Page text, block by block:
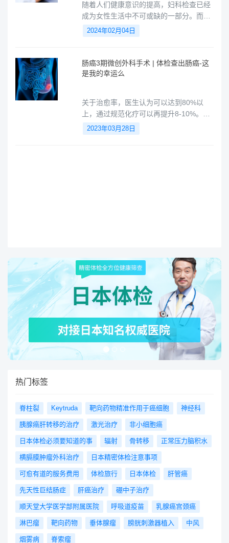
随着人们健康意识的提高，妇科检查已经
成为女性生活中不可或缺的一部分。而在
日本，妇科检查更是被视为一种基本的人
权，得到了广泛的关注和重视。小愈专家
了解日本女性如何享受到高质量的医疗服
务。
2024年02月04日
肠癌3期微创外科手术 | 体检查出肠癌-这
是我的幸运么
关于治愈率，医生认为可以达到80%以
上，通过规范化疗可以再提升8-10%。如
果术后5年没有复发或转移出现则是完全
治愈，建议回国后也一定要遵医嘱复查，
2023年03月28日
热门标签
脊柱裂 Keytruda 靶向药物精准作用于癌细胞 神经科
胰腺癌肝转移的治疗 激光治疗 非小细胞癌
日本体检必须要知道的事 辐射 骨转移 正常压力脑积水
横膈膜肿瘤外科治疗 日本精密体检注意事项
可愈有道的服务费用 体检旅行 日本体检 肝管癌
先天性巨结肠症 肝癌治疗 硼中子治疗
顺天堂大学医学部附属医院 呼吸道疫苗 乳腺癌宫颈癌
淋巴瘤 靶向药物 垂体腺瘤 膀胱刺激器植入 中风
烟雾病 脊索瘤